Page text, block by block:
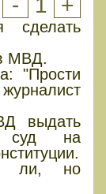
- 1 +
МВД.
"Прости
выдать
суд на
ли, но